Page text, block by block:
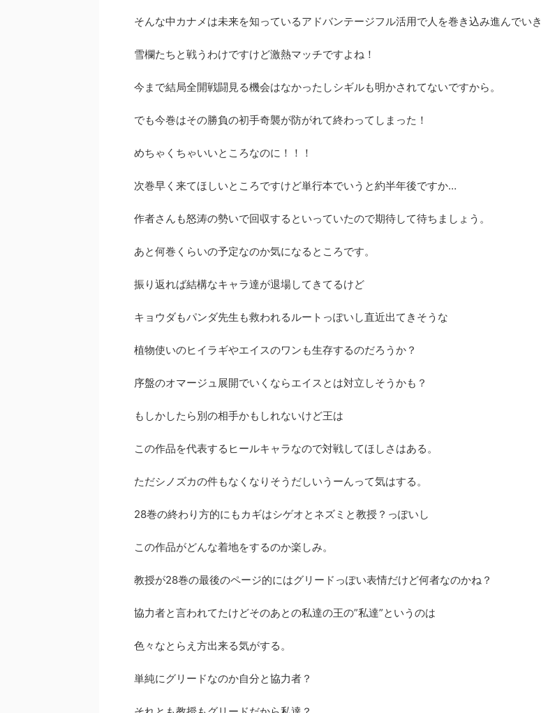
そんな中カナメは未来を知っているアドバンテージフル活用で人を巻き込み進んでいき
雪欄たちと戦うわけですけど激熱マッチですよね！
今まで結局全開戦闘見る機会はなかったしシギルも明かされてないですから。
でも今巻はその勝負の初手奇襲が防がれて終わってしまった！
めちゃくちゃいいところなのに！！！
次巻早く来てほしいところですけど単行本でいうと約半年後ですか…
作者さんも怒涛の勢いで回収するといっていたので期待して待ちましょう。
あと何巻くらいの予定なのか気になるところです。
振り返れば結構なキャラ達が退場してきてるけど
キョウダもパンダ先生も救われるルートっぽいし直近出てきそうな
植物使いのヒイラギやエイスのワンも生存するのだろうか？
序盤のオマージュ展開でいくならエイスとは対立しそうかも？
もしかしたら別の相手かもしれないけど王は
この作品を代表するヒールキャラなので対戦してほしさはある。
ただシノズカの件もなくなりそうだしいうーんって気はする。
28巻の終わり方的にもカギはシゲオとネズミと教授？っぽいし
この作品がどんな着地をするのか楽しみ。
教授が28巻の最後のページ的にはグリードっぽい表情だけど何者なのかね？
協力者と言われてたけどそのあとの私達の王の”私達”というのは
色々なとらえ方出来る気がする。
単純にグリードなのか自分と協力者？